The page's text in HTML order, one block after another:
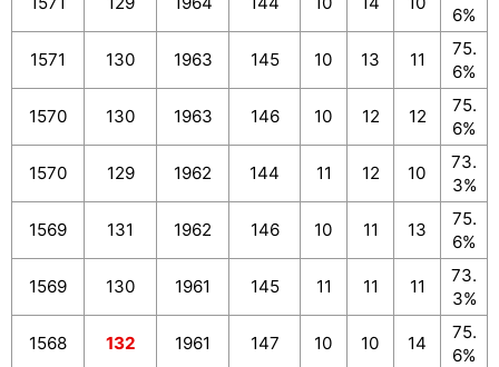
6%
1571 130 1963 145 10 13 11
75.
6%
1570 130 1963 146 10 12 12
75.
6%
1570 129 1962 144 11 12 10
73.
3%
1569 131 1962 146 10 11 13
75.
6%
1569 130 1961 145 11 11 11
73.
3%
1568 132 1961 147 10 10 14
75.
6%